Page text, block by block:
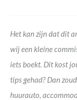
Het kan zijn dat dit
wij een kleine
iets boekt. Dit kost
tips gehad? Dan
huurauto,